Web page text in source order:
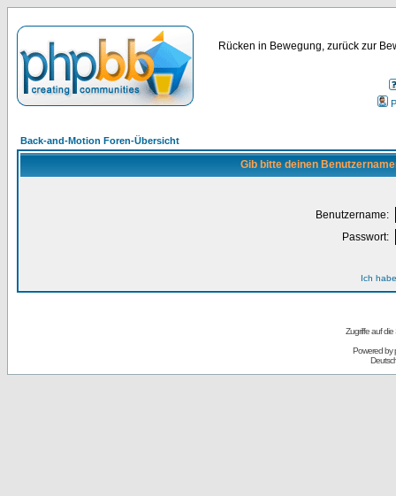
Rücken in Bewegung, zurück zur
Back-and-Motion Foren-Übersicht
Gib bitte deinen
Benutzername:
Passwort:
Ich
Zugriffe auf
Powered by